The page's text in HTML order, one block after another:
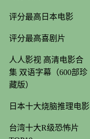
评分最高日本电影
评分最高喜剧片
人人影视 高清电影合
集 双语字幕（600部珍
藏版）
日本十大烧脑推理电影
台湾十大R级恐怖片